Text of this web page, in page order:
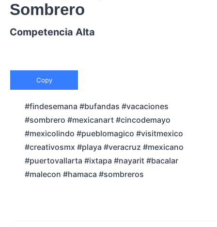
Sombrero
Competencia Alta
Copy
#findesemana #bufandas #vacaciones
#sombrero #mexicanart #cincodemayo
#mexicolindo #pueblomagico #visitmexico
#creativosmx #playa #veracruz #mexicano
#puertovallarta #ixtapa #nayarit #bacalar
#malecon #hamaca #sombreros